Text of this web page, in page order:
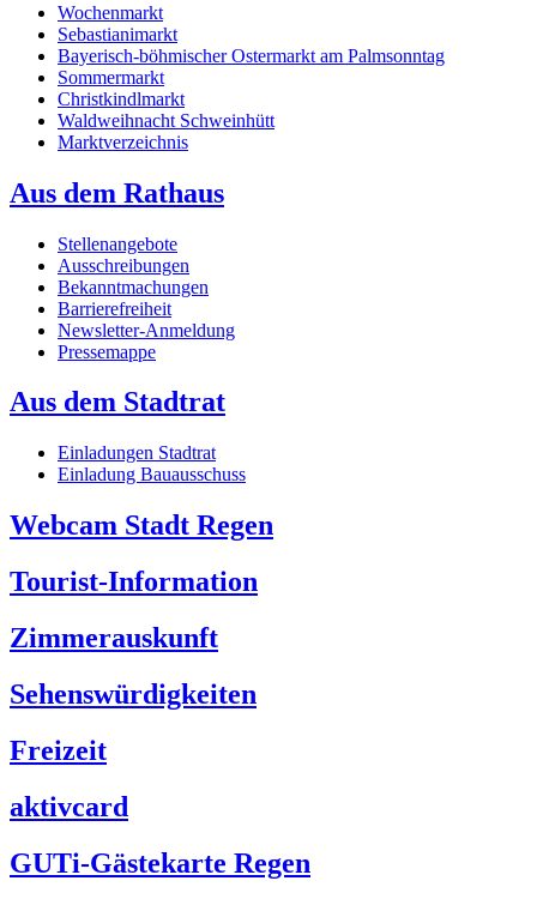
Wochenmarkt
Sebastianimarkt
Bayerisch-böhmischer Ostermarkt am Palmsonntag
Sommermarkt
Christkindlmarkt
Waldweihnacht Schweinhütt
Marktverzeichnis
Aus dem Rathaus
Stellenangebote
Ausschreibungen
Bekanntmachungen
Barrierefreiheit
Newsletter-Anmeldung
Pressemappe
Aus dem Stadtrat
Einladungen Stadtrat
Einladung Bauausschuss
Webcam Stadt Regen
Tourist-Information
Zimmerauskunft
Sehenswürdigkeiten
Freizeit
aktivcard
GUTi-Gästekarte Regen